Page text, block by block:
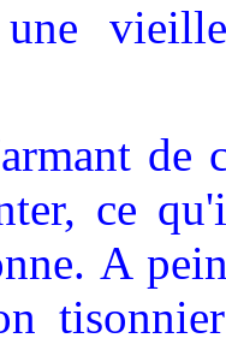
une
de
ce
A